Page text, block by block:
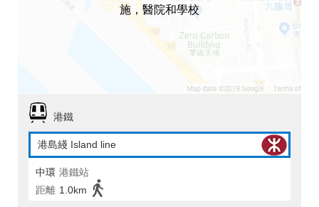
施，醫院和學校
港鐵
港島綫 Island line
中環 港鐵站
距離 1.0km